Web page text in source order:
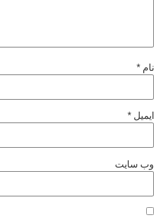
نام *
ایمیل *
وب‌ سایت